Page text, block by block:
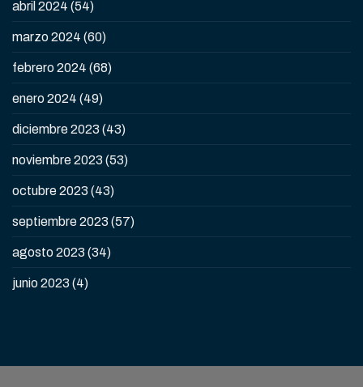
abril 2024 (54)
marzo 2024 (60)
febrero 2024 (68)
enero 2024 (49)
diciembre 2023 (43)
noviembre 2023 (53)
octubre 2023 (43)
septiembre 2023 (57)
agosto 2023 (34)
junio 2023 (4)